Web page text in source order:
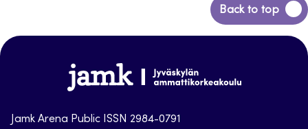
Back to top
Back
to
Jamk-
arena
Jamk Arena Public ISSN 2984-0791